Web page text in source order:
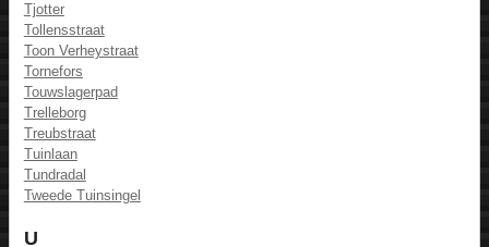
Tjotter
Tollensstraat
Toon Verheystraat
Tornefors
Touwslagerpad
Trelleborg
Treubstraat
Tuinlaan
Tundradal
Tweede Tuinsingel
U